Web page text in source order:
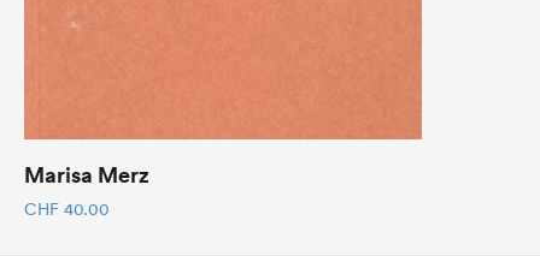
Marisa Merz
CHF 40.00